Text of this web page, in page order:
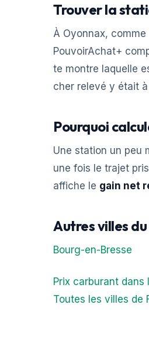
Trouver la
À Oyonnax,
PouvoirAchat+
te montre laquelle
cher relevé y était
Pourquoi
Une station un peu
une fois le trajet
affiche le gain net
Autres villes
Bourg-en-Bresse
Prix carburant
Toutes les villes de